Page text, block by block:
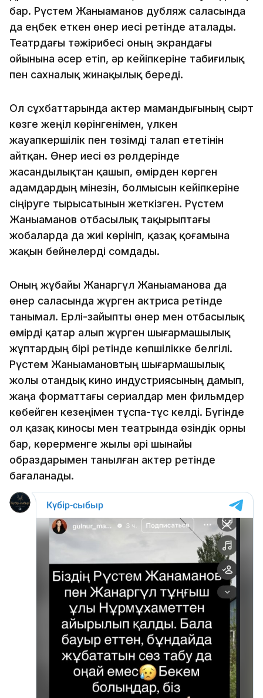
бар. Рүстем Жаныаманов дубляж саласында
да еңбек еткен өнер иесі ретінде аталады.
Театрдағы тәжірибесі оның экрандағы
ойынына әсер етіп, әр кейіпкеріне табиғилық
пен сахналық жинақылық береді.
Ол сұхбаттарында актер мамандығының сырт
көзге жеңіл көрінгенімен, үлкен
жауапкершілік пен төзімді талап ететінін
айтқан. Өнер иесі өз рөлдерінде
жасандылықтан қашып, өмірден көрген
адамдардың мінезін, болмысын кейіпкеріне
сіңіруге тырысатынын жеткізген. Рүстем
Жаныаманов отбасылық тақырыптағы
жобаларда да жиі көрініп, қазақ қоғамына
жақын бейнелерді сомдады.
Оның жұбайы Жанаргүл Жаныаманова да
өнер саласында жүрген актриса ретінде
танымал. Ерлі-зайыпты өнер мен отбасылық
өмірді қатар алып жүрген шығармашылық
жұптардың бірі ретінде көпшілікке белгілі.
Рүстем Жаныамановтың шығармашылық
жолы отандық кино индустриясының дамып,
жаңа форматтағы сериалдар мен фильмдер
көбейген кезеңімен тұспа-тұс келді. Бүгінде
ол қазақ киносы мен театрында өзіндік орны
бар, көрерменге жылы әрі шынайы
образдарымен танылған актер ретінде
бағаланады.